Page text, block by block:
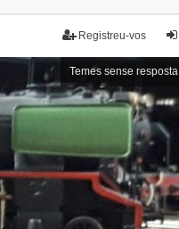
Registreu-vos
Temes sense resposta